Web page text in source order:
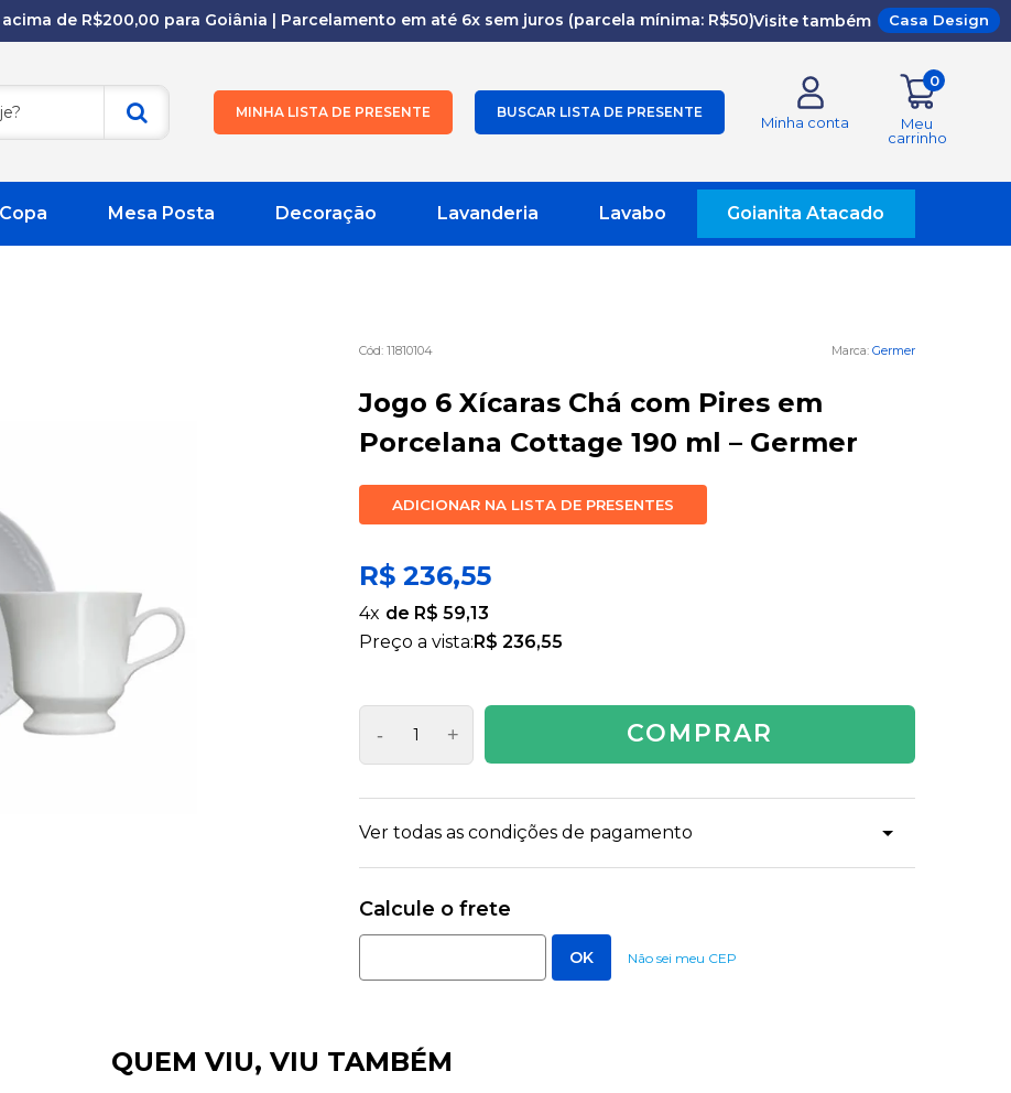
de R$200,00 para Goiânia | Parcelamento em até 6x sem juros (parcela mínima: R$50)Visite também Casa Design
MINHA LISTA DE PRESENTE BUSCAR LISTA DE PRESENTE
Minha conta
0
Meu
carrinho
Copa Mesa Posta Decoração Lavanderia Lavabo Goianita Atacado
11810104 Germer
Jogo 6 Xícaras Chá com Pires em
Porcelana Cottage 190 ml – Germer
ADICIONAR NA LISTA DE PRESENTES
R$ 236,55
4x
R$ 59,13
Preço a vista:R$ 236,55
- + COMPRAR
Ver todas as condições de pagamento
Não sei meu CEP
QUEM VIU, VIU TAMBÉM